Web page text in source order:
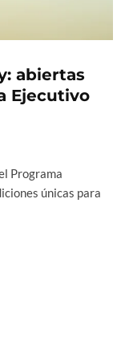
abiertas
Ejecutivo
Programa
únicas para